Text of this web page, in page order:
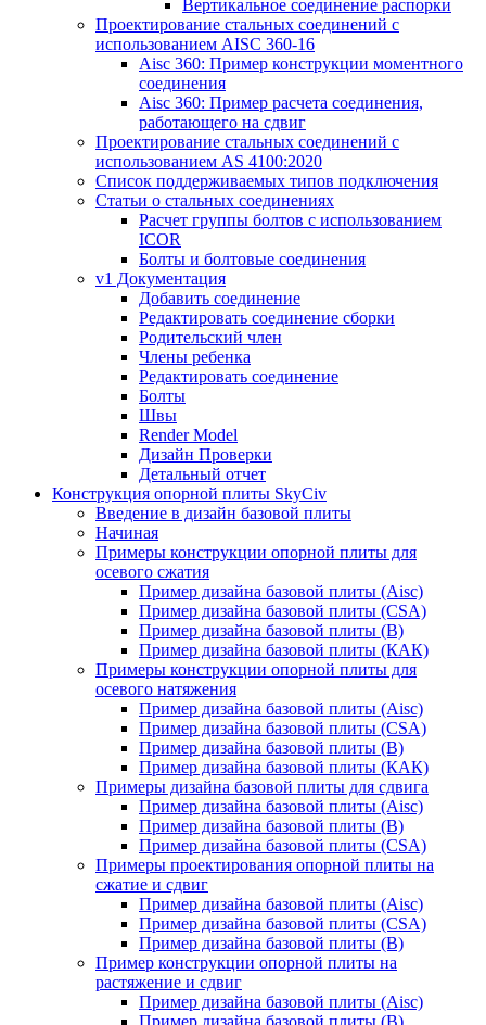
Вертикальное соединение распорки
Проектирование стальных соединений с
использованием AISC 360-16
Aisc 360: Пример конструкции моментного
соединения
Aisc 360: Пример расчета соединения,
работающего на сдвиг
Проектирование стальных соединений с
использованием AS 4100:2020
Список поддерживаемых типов подключения
Статьи о стальных соединениях
Расчет группы болтов с использованием
ICOR
Болты и болтовые соединения
v1 Документация
Добавить соединение
Редактировать соединение сборки
Родительский член
Члены ребенка
Редактировать соединение
Болты
Швы
Render Model
Дизайн Проверки
Детальный отчет
Конструкция опорной плиты SkyCiv
Введение в дизайн базовой плиты
Начиная
Примеры конструкции опорной плиты для
осевого сжатия
Пример дизайна базовой плиты (Aisc)
Пример дизайна базовой плиты (CSA)
Пример дизайна базовой плиты (В)
Пример дизайна базовой плиты (КАК)
Примеры конструкции опорной плиты для
осевого натяжения
Пример дизайна базовой плиты (Aisc)
Пример дизайна базовой плиты (CSA)
Пример дизайна базовой плиты (В)
Пример дизайна базовой плиты (КАК)
Примеры дизайна базовой плиты для сдвига
Пример дизайна базовой плиты (Aisc)
Пример дизайна базовой плиты (В)
Пример дизайна базовой плиты (CSA)
Примеры проектирования опорной плиты на
сжатие и сдвиг
Пример дизайна базовой плиты (Aisc)
Пример дизайна базовой плиты (CSA)
Пример дизайна базовой плиты (В)
Пример конструкции опорной плиты на
растяжение и сдвиг
Пример дизайна базовой плиты (Aisc)